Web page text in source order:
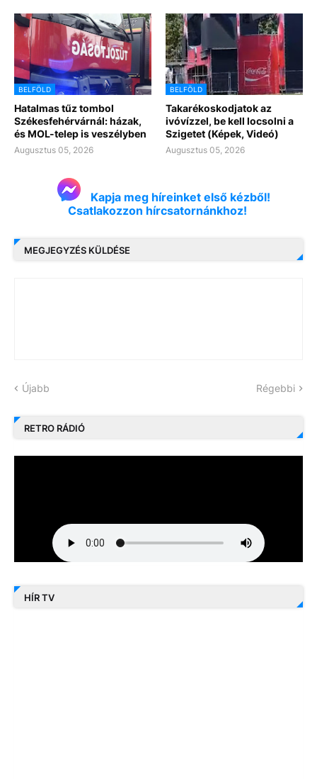
BELFÖLD
Hatalmas tűz tombol
Székesfehérvárnál: házak,
és MOL-telep is veszélyben
Augusztus 05, 2026
BELFÖLD
Takarékoskodjatok az
ivóvízzel, be kell locsolni a
Szigetet (Képek, Videó)
Augusztus 05, 2026
Kapja meg híreinket első kézből!
Csatlakozzon hírcsatornánkhoz!
MEGJEGYZÉS KÜLDÉSE
Újabb Régebbi
RETRO RÁDIÓ
HÍR TV